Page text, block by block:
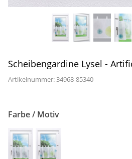
Gardinenstange
Scheibengardine Lysel -
Artikelnummer: 34968-85340
Farbe / Motiv